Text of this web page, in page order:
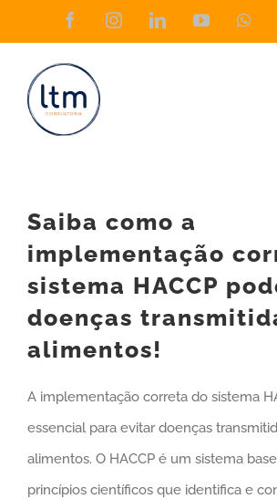
to
content
FacebookInstagramLinkedInYouTube
Saiba como a
implementação
sistema HACCP
doenças
alimentos!
A implementação correta do sistema
essencial para evitar doenças
alimentos. O HACCP é um sistema
princípios científicos que identifica e